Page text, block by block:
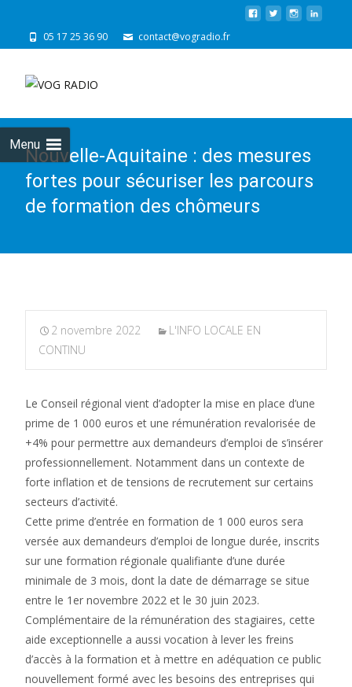
05 17 25 36 90 contact@vogradio.fr
Menu
Nouvelle-Aquitaine : des mesures
fortes pour sécuriser les parcours
de formation des chômeurs
2 novembre 2022
L'INFO LOCALE EN
CONTINU
Le Conseil régional vient d’adopter la mise en place d’une
prime de 1 000 euros et une rémunération revalorisée de
+4% pour permettre aux demandeurs d’emploi de s’insérer
professionnellement. Notamment dans un contexte de
forte inflation et de tensions de recrutement sur certains
secteurs d’activité.
Cette prime d’entrée en formation de 1 000 euros sera
versée aux demandeurs d’emploi de longue durée, inscrits
sur une formation régionale qualifiante d’une durée
minimale de 3 mois, dont la date de démarrage se situe
entre le 1er novembre 2022 et le 30 juin 2023.
Complémentaire de la rémunération des stagiaires, cette
aide exceptionnelle a aussi vocation à lever les freins
d’accès à la formation et à mettre en adéquation ce public
nouvellement formé avec les besoins des entreprises qui